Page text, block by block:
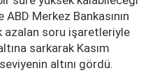
Merkez Bankasının
azalan soru işaretleriyle
sarkarak Kasım
altını gördü.